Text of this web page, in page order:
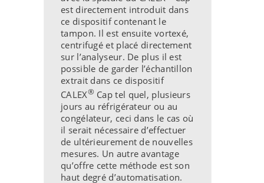
est directement introduit dans
ce dispositif contenant le
tampon. Il est ensuite vortexé,
centrifugé et placé directement
sur l’analyseur. De plus il est
possible de garder l’échantillon
extrait dans ce dispositif
CALEX®Cap tel quel, plusieurs
jours au réfrigérateur ou au
congélateur, ceci dans le cas où
il serait nécessaire d’effectuer
de ultérieurement de nouvelles
mesures. Un autre avantage
qu’offre cette méthode est son
haut degré d’automatisation.